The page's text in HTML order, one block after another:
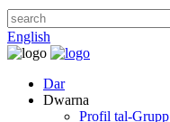
English
Dar
Dwarna
Profil tal-Grupp